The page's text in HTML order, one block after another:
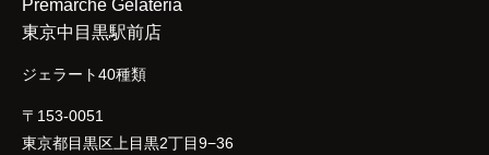
Premarché Gelateria
東京中目黒駅前店
ジェラート40種類
〒153-0051
東京都目黒区上目黒2丁目9−36